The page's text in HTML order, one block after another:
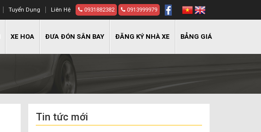
Tuyển Dụng Liên Hệ 0931882382 0913999979
XE HOA ĐƯA ĐÓN SÂN BAY ĐĂNG KÝ NHÀ XE BẢNG GIÁ
Tin tức mới